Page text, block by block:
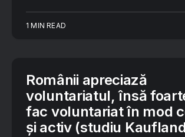
1 MIN READ
Românii apreciază
voluntariatul, însă
fac voluntariat în mod
și activ (studiu